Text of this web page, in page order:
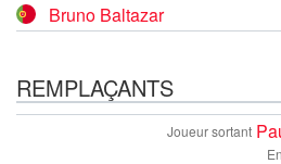
Bruno Baltazar
REMPLAÇANTS
Joueur sortant